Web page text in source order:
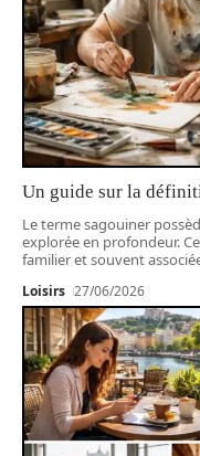
Un guide sur la
Le terme sagouiner
explorée en profondeur.
familier et souvent
Loisirs 27/06/2026